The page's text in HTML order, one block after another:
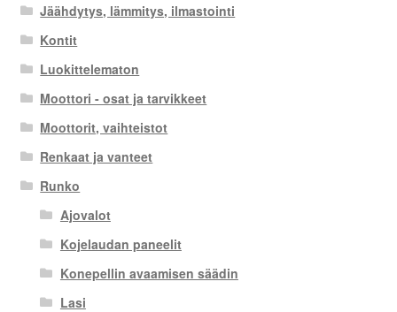
Jäähdytys, lämmitys, ilmastointi
Kontit
Luokittelematon
Moottori - osat ja tarvikkeet
Moottorit, vaihteistot
Renkaat ja vanteet
Runko
Ajovalot
Kojelaudan paneelit
Konepellin avaamisen säädin
Lasi